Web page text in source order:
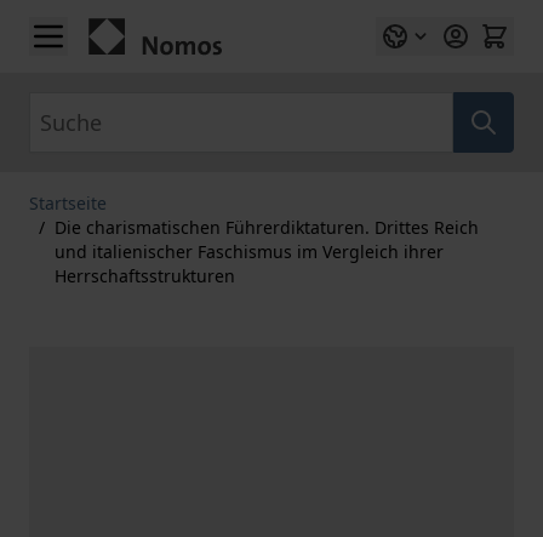
Zum Inhalt springen
Startseite
/ Die charismatischen Führerdiktaturen. Drittes Reich
und italienischer Faschismus im Vergleich ihrer
Herrschaftsstrukturen